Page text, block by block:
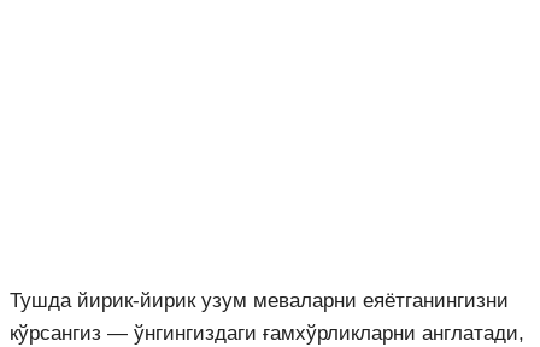
Тушда йирик-йирик узум меваларни еяётганингизни
кўрсангиз — ўнгингиздаги ғамхўрликларни англатади,